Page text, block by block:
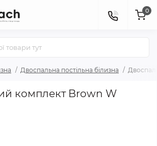
0
Двоспальна постільна білизна
комплект Brown W